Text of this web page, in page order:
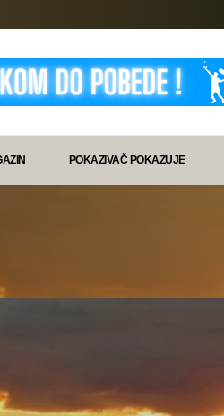
POKAZIVAČ POKAZUJE